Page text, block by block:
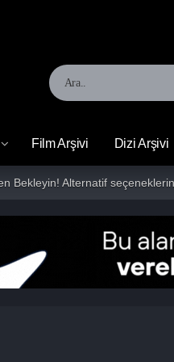
Film Arşivi Dizi Arşivi
Bekleyin! Alternatif